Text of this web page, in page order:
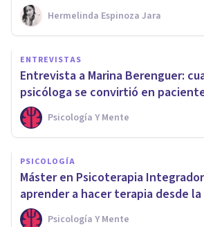
Hermelinda Espinoza Jara
ENTREVISTAS
Entrevista a Marina Berenguer:
psicóloga se convirtió en
Psicología Y Mente
PSICOLOGÍA
Máster en Psicoterapia
aprender a hacer terapia desde
Psicología Y Mente